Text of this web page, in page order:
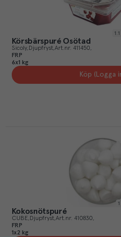
1.1
Körsbärspuré Osötad
Sicoly Djupfryst Art.nr. 411450
FRP
6x1 kg
Köp (Logga
1
Kokosnötspuré
CUBE Djupfryst Art.nr. 410830
FRP
1x2 kg